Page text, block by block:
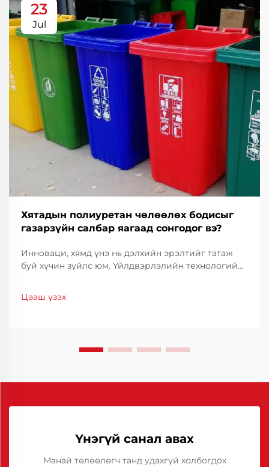
23
Jul
Хятадын полиуретан чөлөөлөх бодисыг
газарзүйн салбар яагаад сонгодог вэ?
Инноваци, хямд үнэ нь дэлхийн эрэлтийг татаж
буй хүчин зүйлс юм. Үйлдвэрлэлийн технологийн
нь чухал үүрэг гүйцэтгэдэг. Хятадын полиуретан
Цааш үзэх
Үнэгүй санал авах
Манай төлөөлөгч танд удахгүй холбогдох